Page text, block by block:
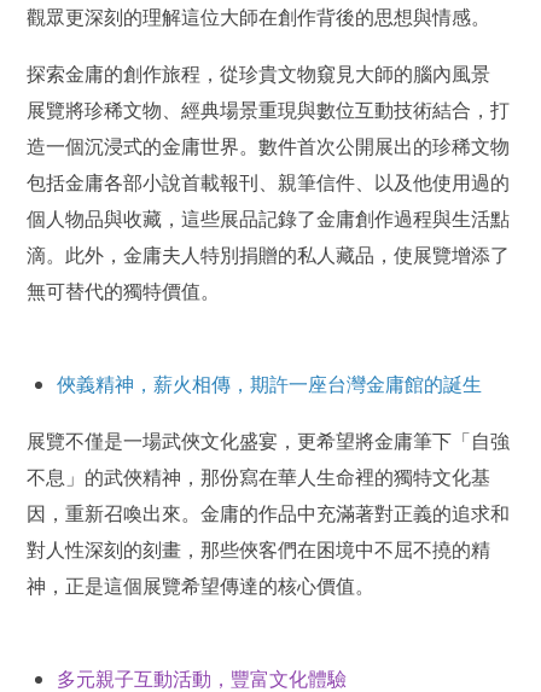
觀眾更深刻的理解這位大師在創作背後的思想與情感。
探索金庸的創作旅程，從珍貴文物窺見大師的腦內風景
展覽將珍稀文物、經典場景重現與數位互動技術結合，打
造一個沉浸式的金庸世界。數件首次公開展出的珍稀文物
包括金庸各部小說首載報刊、親筆信件、以及他使用過的
個人物品與收藏，這些展品記錄了金庸創作過程與生活點
滴。此外，金庸夫人特別捐贈的私人藏品，使展覽增添了
無可替代的獨特價值。
俠義精神，薪火相傳，期許一座台灣金庸館的誕生
展覽不僅是一場武俠文化盛宴，更希望將金庸筆下「自強
不息」的武俠精神，那份寫在華人生命裡的獨特文化基
因，重新召喚出來。金庸的作品中充滿著對正義的追求和
對人性深刻的刻畫，那些俠客們在困境中不屈不撓的精
神，正是這個展覽希望傳達的核心價值。
多元親子互動活動，豐富文化體驗